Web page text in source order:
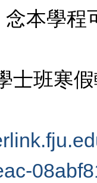
本學程
士班寒